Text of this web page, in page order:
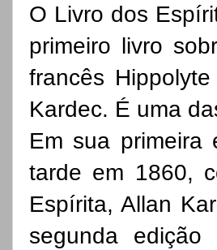
O Livro dos
primeiro livro
francês
Kardec. É uma
Em sua primeira
tarde em 1860,
Espírita, Allan
segunda